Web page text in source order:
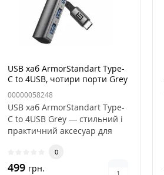
USB хаб ArmorStandart Type-
C to 4USB, чотири порти Grey
(Уцінка дефект пакування)
00000058248
USB хаб ArmorStandart Type-
C to 4USB Grey — стильний і
практичний аксесуар для
0
499 грн.